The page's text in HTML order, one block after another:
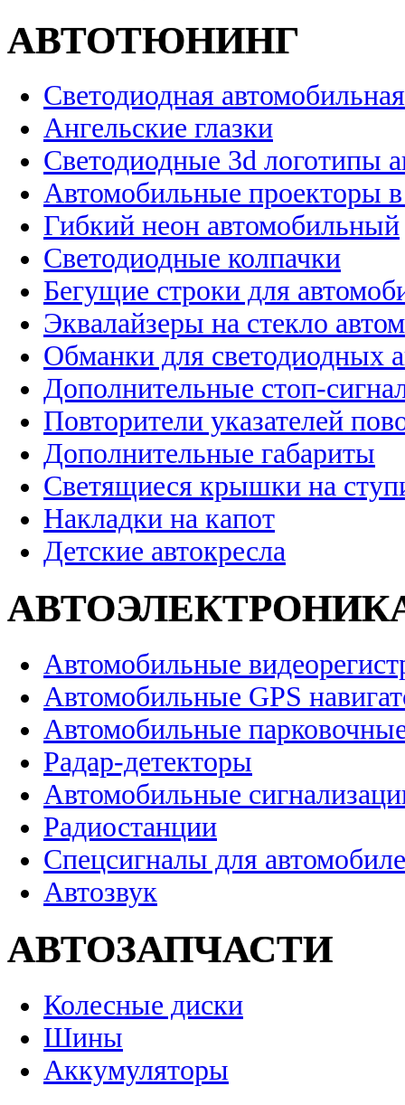
АВТОТЮНИНГ
Светодиодная
Ангельские глазки
Светодиодные 3d логотипы
Автомобильные проекторы
Гибкий неон автомобильный
Светодиодные колпачки
Бегущие строки для
Эквалайзеры на стекло
Обманки для светодиодных
Дополнительные стоп-
Повторители указателей
Дополнительные габариты
Светящиеся крышки на
Накладки на капот
Детские автокресла
Автомобильные
Автомобильные GPS
Автомобильные
Радар-детекторы
Автомобильные
Радиостанции
Спецсигналы для
Автозвук
АВТОЗАПЧАСТИ
Колесные диски
Шины
Аккумуляторы